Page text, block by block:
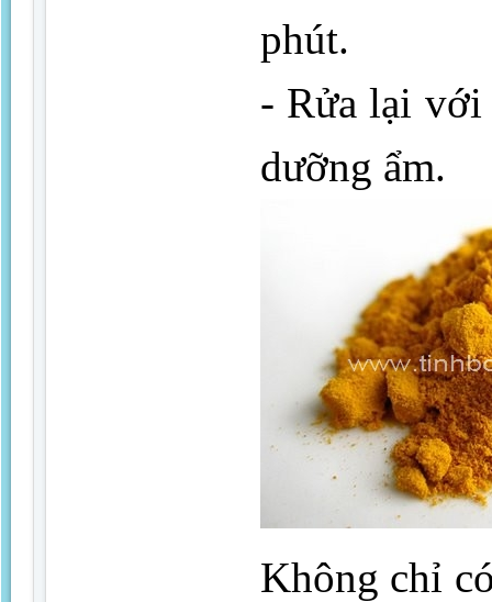
phút.
- Rửa lại với
dưỡng ẩm.
Không chỉ